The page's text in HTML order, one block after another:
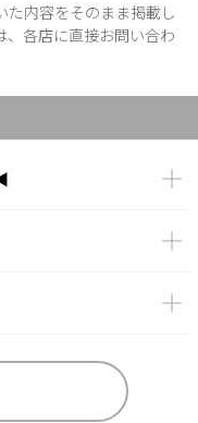
内容をそのまま掲載し
、各店に直接お問い合わ